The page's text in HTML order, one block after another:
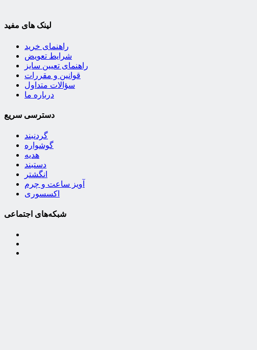
لینک های مفید
راهنمای خرید
شرایط تعویض
راهنمای تعیین سایز
قوانین و مقررات
سؤالات متداول
درباره ما
دسترسی سریع
گردنبند
گوشواره
هدیه
دستبند
انگشتر
آویز ساعت و چرم
اکسسوری
شبکه‌های اجتماعی